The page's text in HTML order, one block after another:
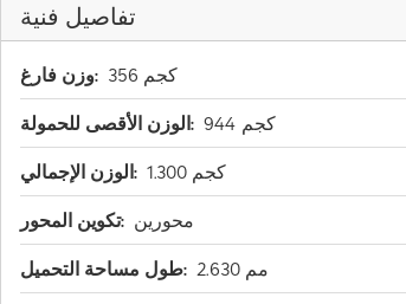
تفاصيل فنية
وزن فارغ: 356 كجم
الوزن الأقصى للحمولة: 944 كجم
الوزن الإجمالي: 1.300 كجم
تكوين المحور: محورين
طول مساحة التحميل: 2.630 مم